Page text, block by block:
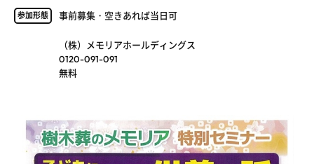
参加形態 事前募集・空きあれば当日可
（株）メモリアホールディングス
0120-091-091
無料